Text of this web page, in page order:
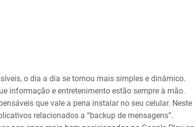
o dia a dia se tornou mais simples e dinâmico.
informação e entretenimento estão sempre à mão.
que vale a pena instalar no seu celular. Neste
relacionados a “backup de mensagens”.